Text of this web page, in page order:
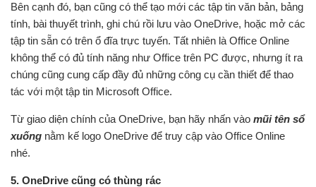
Bên cạnh đó, bạn cũng có thể tạo mới các tập tin văn bản, bảng
tính, bài thuyết trình, ghi chú rồi lưu vào OneDrive, hoặc mở các
tập tin sẵn có trên ổ đĩa trực tuyến. Tất nhiên là Office Online
không thể có đủ tính năng như Office trên PC được, nhưng ít ra
chúng cũng cung cấp đầy đủ những công cụ cần thiết để thao
tác với một tập tin Microsoft Office.
Từ giao diện chính của OneDrive, bạn hãy nhấn vào mũi tên sổ
xuống nằm kế logo OneDrive để truy cập vào Office Online
nhé.
5. OneDrive cũng có thùng rác